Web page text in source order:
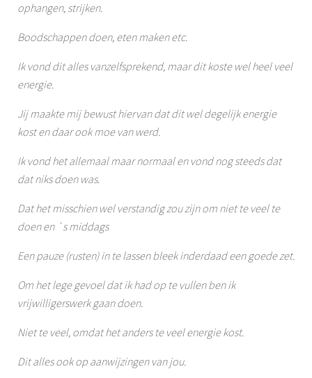
ophangen, strijken.
Boodschappen doen, eten maken etc.
Ik vond dit alles vanzelfsprekend, maar dit koste wel heel veel
energie.
Jij maakte mij bewust hiervan dat dit wel degelijk energie
kost en daar ook moe van werd.
Ik vond het allemaal maar normaal en vond nog steeds dat
dat niks doen was.
Dat het misschien wel verstandig zou zijn om niet te veel te
doen en `s middags
Een pauze (rusten) in te lassen bleek inderdaad een goede zet.
Om het lege gevoel dat ik had op te vullen ben ik
vrijwilligerswerk gaan doen.
Niet te veel, omdat het anders te veel energie kost.
Dit alles ook op aanwijzingen van jou.